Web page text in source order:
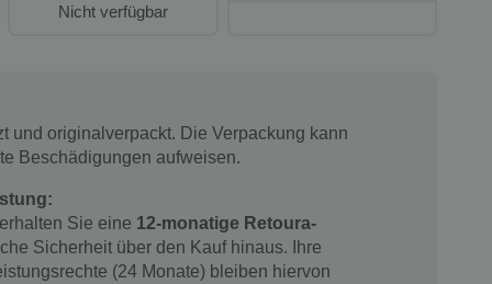
Nicht verfügbar
und originalverpackt. Die Verpackung kann
Beschädigungen aufweisen.
Sie eine 12-monatige Retoura-
Sicherheit über den Kauf hinaus. Ihre
(24 Monate) bleiben hiervon